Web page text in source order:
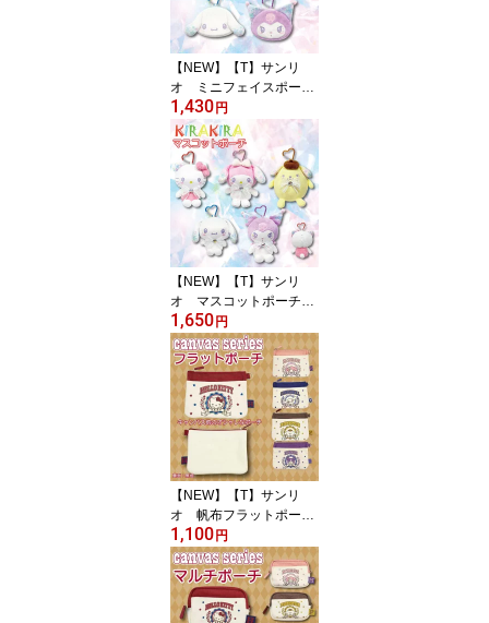
【NEW】【T】サンリ
オ ミニフェイスポー
チ キラキラ【キャラク
ター/sanrio/ファスナーポ
ーチ/ポーチ/キャラクタ
ーポーチ/ミニ/小物入れ/
人気/キュート/おしゃれ
女子】【2607】
1,430円
【NEW】【T】サンリ
オ マスコットポーチ
キラキラ【キャラクター/
sanrio/ファスナーポーチ/
ポーチ/キャラクターポー
チ/ミニ/小物入れ/人気/キ
ュート/おしゃれ女子】
【2607】
1,650円
【NEW】【T】サンリ
オ 帆布フラットポーチ
【sanrio/サンリオ/キャラ
クター/キャラクターポー
チ/キャラポーチ/女の子/
キッズ/女子/レディース/
プレゼント/ギフト】【2
1,100円